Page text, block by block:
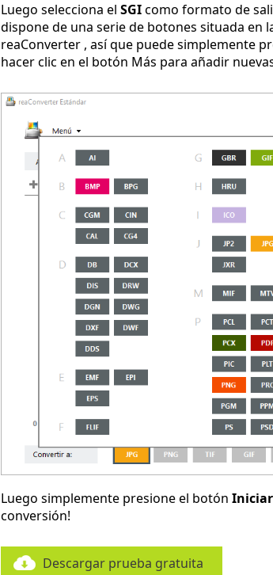
Luego selecciona el SGIcomo formato de
dispone de una serie de botones situada en
reaConverter , así que puede simplemente
hacer clic en el botón Más para añadir
Luego simplemente presione el botón Iniciar
conversión!
Descargar prueba gratuita